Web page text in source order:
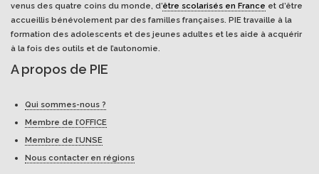
venus des quatre coins du monde, d’être scolarisés en France et d’être
accueillis bénévolement par des familles françaises. PIE travaille à la
formation des adolescents et des jeunes adultes et les aide à acquérir
à la fois des outils et de l’autonomie.
A propos de PIE
Qui sommes-nous ?
Membre de l’OFFICE
Membre de l’UNSE
Nous contacter en régions